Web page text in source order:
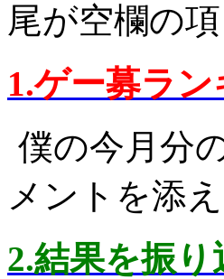
尾が空欄の
1.ゲー募ラ
僕の今月分
メントを添
2.結果を振